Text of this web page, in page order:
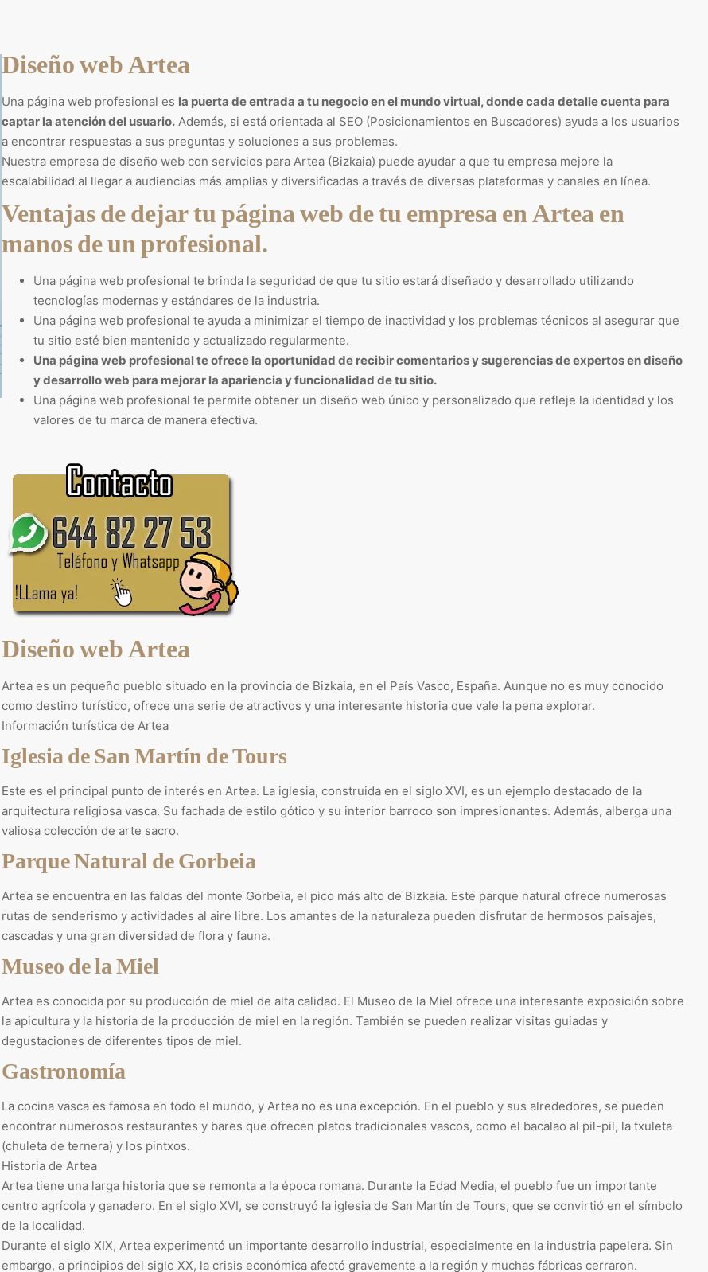
Diseño web Artea
Una página web profesional es la puerta de entrada a tu negocio en el mundo virtual, donde cada detalle cuenta para
captar la atención del usuario.Además, si está orientada al SEO (Posicionamientos en Buscadores) ayuda a los usuarios
a encontrar respuestas a sus preguntas y soluciones a sus problemas.
Nuestra empresa de diseño web con servicios para Artea (Bizkaia) puede ayudar a que tu empresa mejore la
escalabilidad al llegar a audiencias más amplias y diversificadas a través de diversas plataformas y canales en línea.
Ventajas de dejar tu página web de tu empresa en Artea en
manos de un profesional.
Una página web profesional te brinda la seguridad de que tu sitio estará diseñado y desarrollado utilizando
tecnologías modernas y estándares de la industria.
Una página web profesional te ayuda a minimizar el tiempo de inactividad y los problemas técnicos al asegurar que
tu sitio esté bien mantenido y actualizado regularmente.
Una página web profesional te ofrece la oportunidad de recibir comentarios y sugerencias de expertos en diseño
y desarrollo web para mejorar la apariencia y funcionalidad de tu sitio.
Una página web profesional te permite obtener un diseño web único y personalizado que refleje la identidad y los
valores de tu marca de manera efectiva.
Diseño web Artea
Artea es un pequeño pueblo situado en la provincia de Bizkaia, en el País Vasco, España. Aunque no es muy conocido
como destino turístico, ofrece una serie de atractivos y una interesante historia que vale la pena explorar.
Información turística de Artea
Iglesia de San Martín de Tours
Este es el principal punto de interés en Artea. La iglesia, construida en el siglo XVI, es un ejemplo destacado de la
arquitectura religiosa vasca. Su fachada de estilo gótico y su interior barroco son impresionantes. Además, alberga una
valiosa colección de arte sacro.
Parque Natural de Gorbeia
Artea se encuentra en las faldas del monte Gorbeia, el pico más alto de Bizkaia. Este parque natural ofrece numerosas
rutas de senderismo y actividades al aire libre. Los amantes de la naturaleza pueden disfrutar de hermosos paisajes,
cascadas y una gran diversidad de flora y fauna.
Museo de la Miel
Artea es conocida por su producción de miel de alta calidad. El Museo de la Miel ofrece una interesante exposición sobre
la apicultura y la historia de la producción de miel en la región. También se pueden realizar visitas guiadas y
degustaciones de diferentes tipos de miel.
Gastronomía
La cocina vasca es famosa en todo el mundo, y Artea no es una excepción. En el pueblo y sus alrededores, se pueden
encontrar numerosos restaurantes y bares que ofrecen platos tradicionales vascos, como el bacalao al pil-pil, la txuleta
(chuleta de ternera) y los pintxos.
Historia de Artea
Artea tiene una larga historia que se remonta a la época romana. Durante la Edad Media, el pueblo fue un importante
centro agrícola y ganadero. En el siglo XVI, se construyó la iglesia de San Martín de Tours, que se convirtió en el símbolo
de la localidad.
Durante el siglo XIX, Artea experimentó un importante desarrollo industrial, especialmente en la industria papelera. Sin
embargo, a principios del siglo XX, la crisis económica afectó gravemente a la región y muchas fábricas cerraron.